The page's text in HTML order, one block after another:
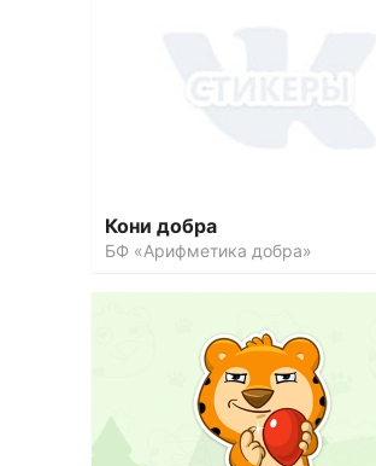
Кони добра
БФ «Арифметика добра»